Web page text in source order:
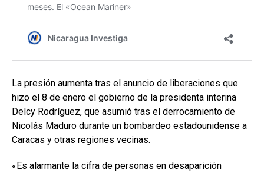
La presión aumenta tras el anuncio de liberaciones que
hizo el 8 de enero el gobierno de la presidenta interina
Delcy Rodríguez, que asumió tras el derrocamiento de
Nicolás Maduro durante un bombardeo estadounidense a
Caracas y otras regiones vecinas.
«Es alarmante la cifra de personas en desaparición